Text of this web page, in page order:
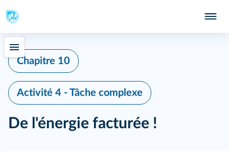
Chapitre 10
Activité 4 - Tâche complexe
De l'énergie facturée !